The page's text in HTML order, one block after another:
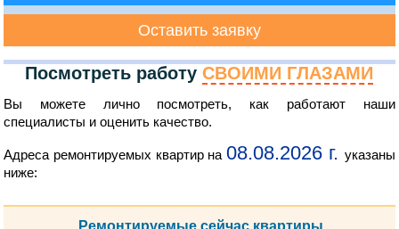
Оставить заявку
Посмотреть работуСВОИМИ ГЛАЗАМИ
Вы можете лично посмотреть, как работают наши
специалисты и оценить качество.
Адреса ремонтируемых квартир на08.08.2026 г. указаны
ниже: